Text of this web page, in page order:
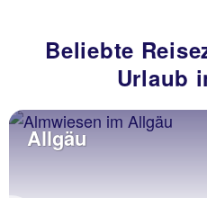
Beliebte
Urlaub
Allgäu